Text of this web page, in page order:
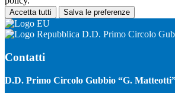
Accetta tutti Salva le preferenze
D.D. Primo Circolo
Contatti
D.D. Primo Circolo Gubbio “G.